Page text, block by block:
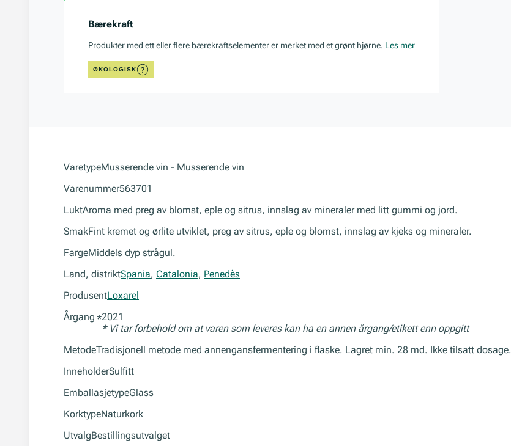
Bærekraft
Produkter med ett eller flere bærekraftselementer er merket med et grønt hjørne. Les mer
ØKOLOGISK
VaretypeMusserende vin - Musserende vin
Varenummer563701
LuktAroma med preg av blomst, eple og sitrus, innslag av mineraler med litt gummi og jord.
SmakFint kremet og ørlite utviklet, preg av sitrus, eple og blomst, innslag av kjeks og mineraler.
FargeMiddels dyp strågul.
Land, distriktSpania, Catalonia, Penedès
ProdusentLoxarel
Årgang *2021
* Vi tar forbehold om at varen som leveres kan ha en annen årgang/etikett enn oppgitt
MetodeTradisjonell metode med annengansfermentering i flaske. Lagret min. 28 md. Ikke tilsatt dosage.
InneholderSulfitt
EmballasjetypeGlass
KorktypeNaturkork
UtvalgBestillingsutvalget